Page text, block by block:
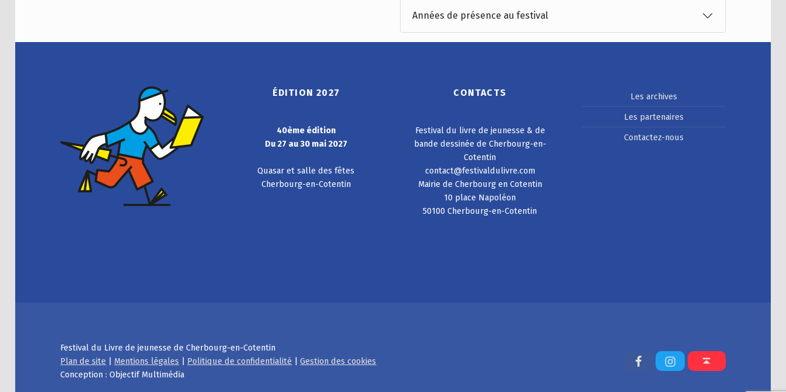
Années de présence au festival
ÉDITION 2027
40ème édition
Du 27 au 30 mai 2027
Quasar et salle des fêtes
Cherbourg-en-Cotentin
CONTACTS
Festival du livre de jeunesse & de
bande dessinée de Cherbourg-en-
Cotentin
contact@festivaldulivre.com
Mairie de Cherbourg en Cotentin
10 place Napoléon
50100 Cherbourg-en-Cotentin
Les archives
Les partenaires
Contactez-nous
Festival du Livre de jeunesse de Cherbourg-en-Cotentin
Plan de site | Mentions légales | Politique de confidentialité |Gestion des cookies
Conception : Objectif Multimédia
FacebookInstagramBack to top ↑